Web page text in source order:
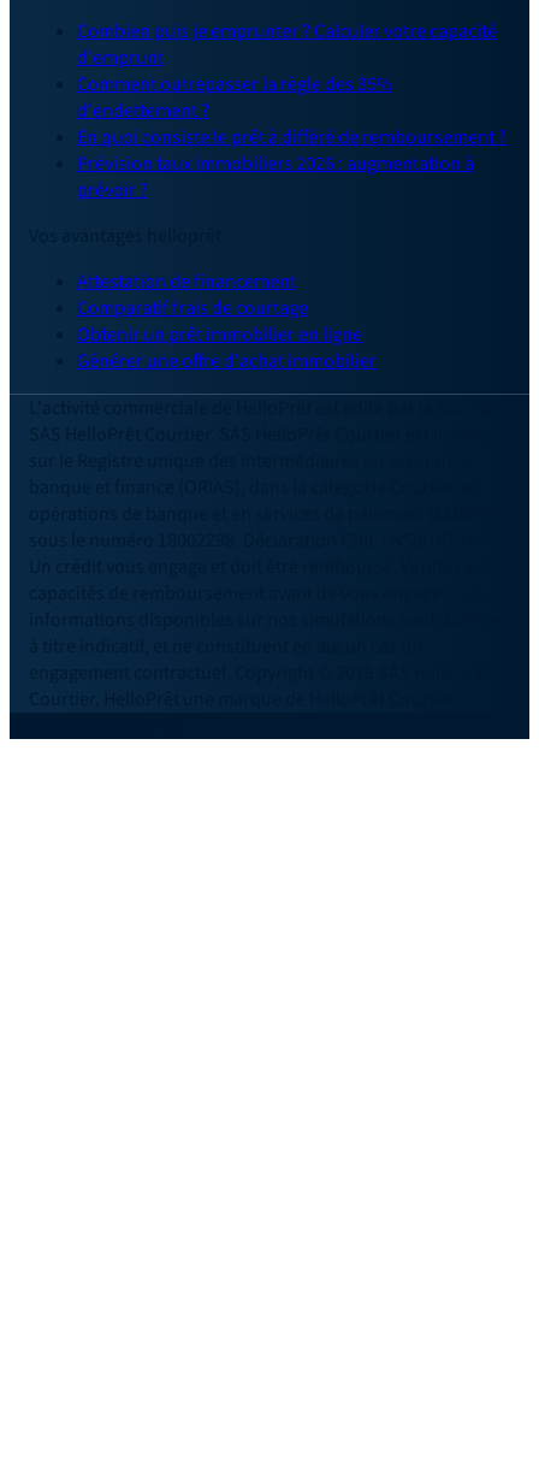
Combien puis je emprunter ? Calculer votre capacité
d'emprunt
Comment outrepasser la règle des 35%
d'endettement ?
En quoi consiste le prêt à différé de remboursement ?
Prévision taux immobiliers 2026 : augmentation à
prévoir ?
Attestation de financement
Comparatif frais de courtage
Obtenir un prêt immobilier en ligne
Générer une offre d'achat immobilier